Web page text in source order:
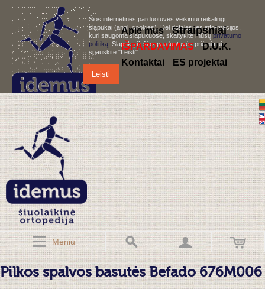
Šios internetinės parduotuvės veikimui reikalingi
slapukai (angl. cookies). Dėl detalesnės informacijos,
kuri saugoma slapukuose, skaitykite mūsųprivatumo
politiką . Slapukų iš šios parduotuvės priėmimui,
spauskite "Leisti".
Leisti
Meniu
Apie mus Straipsniai
IŠPARDAVIMAS
D.U.K.
Kontaktai
ES projektai
Pilkos spalvos basutės Befado 676M006